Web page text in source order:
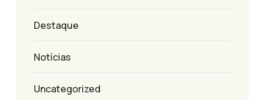
Destaque
Notícias
Uncategorized